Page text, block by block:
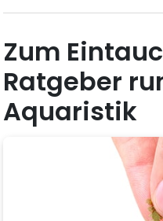
Zum
Ratgeber
Aquaristik